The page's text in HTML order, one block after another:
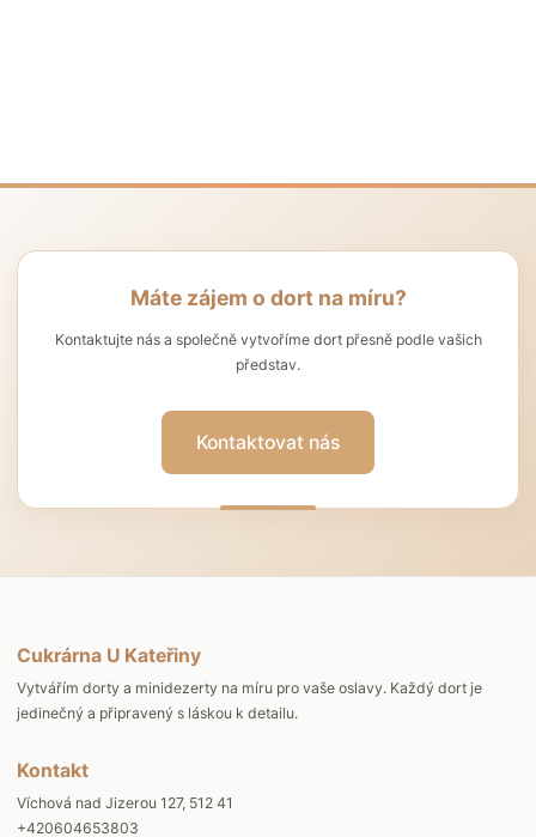
Máte zájem o dort na míru?
Kontaktujte nás a společně vytvoříme dort přesně podle vašich
představ.
Kontaktovat nás
Cukrárna U Kateřiny
Vytvářím dorty a minidezerty na míru pro vaše oslavy. Každý dort je
jedinečný a připravený s láskou k detailu.
Kontakt
Víchová nad Jizerou 127, 512 41
+420604653803